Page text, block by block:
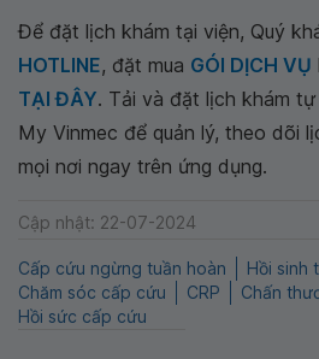
Để đặt lịch khám tại viện, Quý
HOTLINE, đặt mua GÓI DỊCH VỤ
TẠI ĐÂY. Tải và đặt lịch khám
My Vinmec để quản lý, theo dõi
mọi nơi ngay trên ứng dụng.
Cập nhật: 22-07-2024
Cấp cứu ngừng tuần hoàn
Hồi sinh
Chăm sóc cấp cứu
CRP
Chấn
Hồi sức cấp cứu